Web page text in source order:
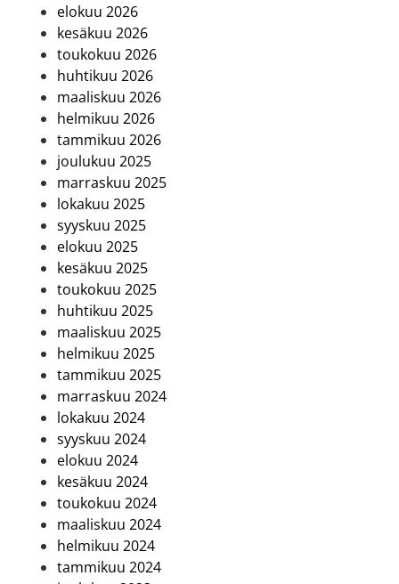
elokuu 2026
kesäkuu 2026
toukokuu 2026
huhtikuu 2026
maaliskuu 2026
helmikuu 2026
tammikuu 2026
joulukuu 2025
marraskuu 2025
lokakuu 2025
syyskuu 2025
elokuu 2025
kesäkuu 2025
toukokuu 2025
huhtikuu 2025
maaliskuu 2025
helmikuu 2025
tammikuu 2025
marraskuu 2024
lokakuu 2024
syyskuu 2024
elokuu 2024
kesäkuu 2024
toukokuu 2024
maaliskuu 2024
helmikuu 2024
tammikuu 2024